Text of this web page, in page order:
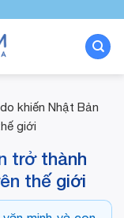
khiến Nhật Bản
giới
trở thành
thế giới